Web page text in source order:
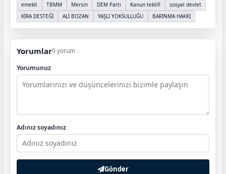
emekli TBMM Mersin DEM Parti Kanun teklifi
sosyal devlet
KİRA DESTEĞİ
ALİ BOZAN YAŞLI YOKSULLUĞU BARINMA HAKKI
Yorumlar0 yorum
Yorumunuz
Adınız soyadınız
Gönder